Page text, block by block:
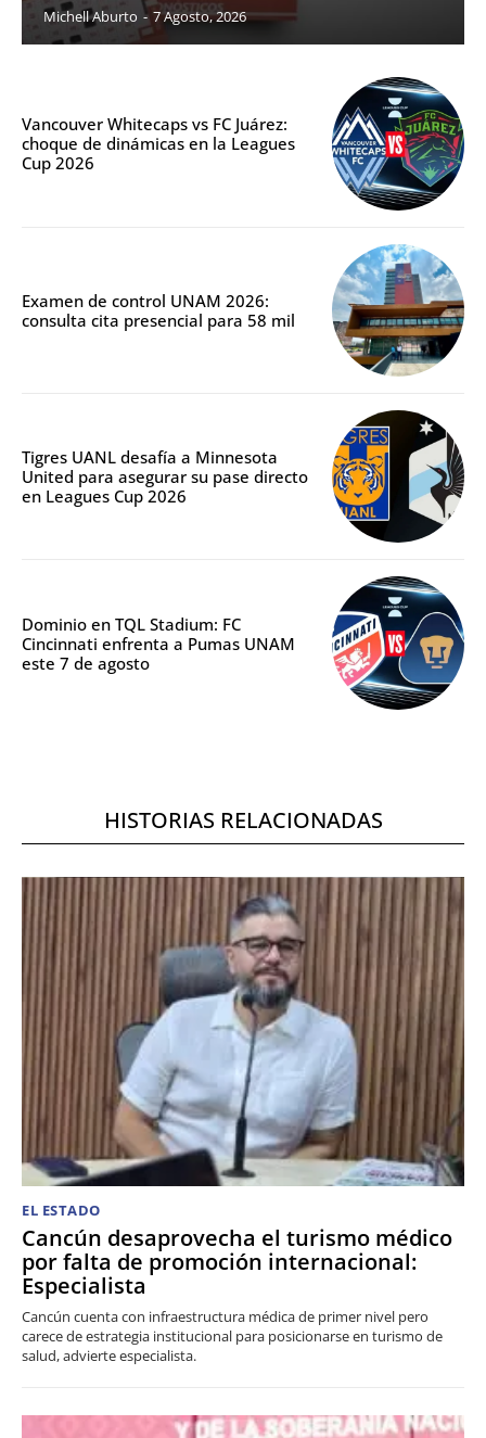
Michell Aburto - 7 Agosto, 2026
Vancouver Whitecaps vs FC Juárez:
choque de dinámicas en la Leagues
Cup 2026
Examen de control UNAM 2026:
consulta cita presencial para 58 mil
Tigres UANL desafía a Minnesota
United para asegurar su pase directo
en Leagues Cup 2026
Dominio en TQL Stadium: FC
Cincinnati enfrenta a Pumas UNAM
este 7 de agosto
HISTORIAS RELACIONADAS
EL ESTADO
Cancún desaprovecha el turismo médico
por falta de promoción internacional:
Especialista
Cancún cuenta con infraestructura médica de primer nivel pero
carece de estrategia institucional para posicionarse en turismo de
salud, advierte especialista.